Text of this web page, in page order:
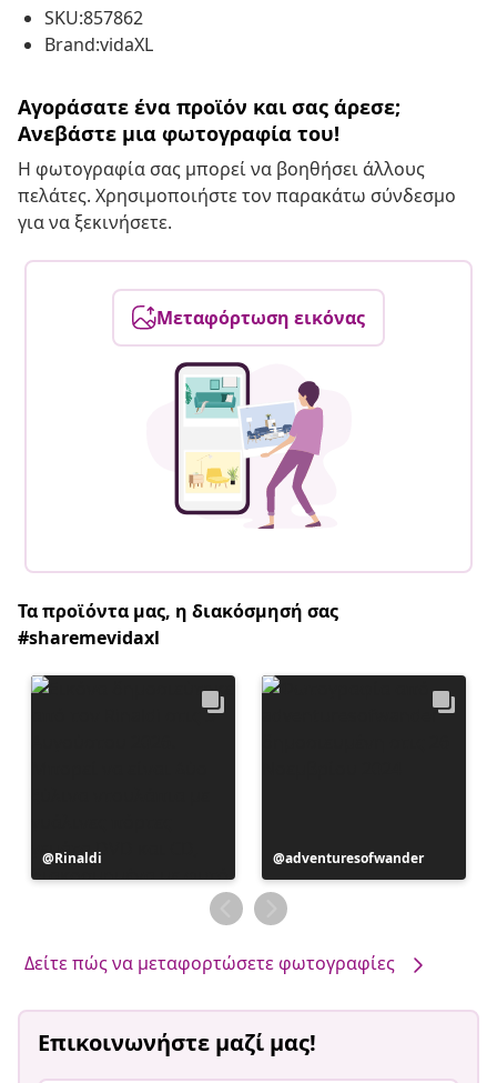
SKU:857862
Brand:vidaXL
Αγοράσατε ένα προϊόν και σας άρεσε;
Ανεβάστε μια φωτογραφία του!
Η φωτογραφία σας μπορεί να βοηθήσει άλλους
πελάτες. Χρησιμοποιήστε τον παρακάτω σύνδεσμο
για να ξεκινήσετε.
Μεταφόρτωση εικόνας
Τα προϊόντα μας, η διακόσμησή σας
#sharemevidaxl
Η
ανάρτηση
Rinaldi
Η
ανάρτηση
δημοσιεύθηκε
από
adventuresofwander
Δείτε πώς να μεταφορτώσετε φωτογραφίες
Επικοινωνήστε μαζί μας!